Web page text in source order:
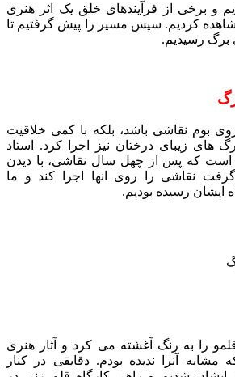
و برخی از فرآیندهای خلق یک اثر هنری
کردیم. سپس مسیر را پیش گرفتیم تا
برگ رسیدیم.
بوم نقاشی باشد، بلکه با کمی خلاقیت
های زیبای درختان نیز اجرا کرد. استاد
که پس از چهل سال نقاشی، با دیدن
نقاشی را روی انها اجرا کند و ما
ایشان رسیده بودیم.
را به رنگ آغشته می کرد و آثار هنری
آنرا ندیده بودم. دقایقی در کنار